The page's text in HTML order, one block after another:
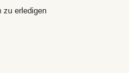
zu erledigen